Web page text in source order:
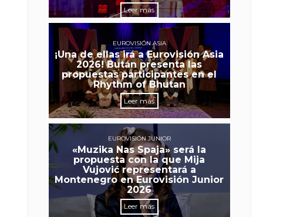
Leer más
EUROVISIÓN ASIA
¡Una de ellas irá a Eurovisión Asia
2026! Bután presenta las
propuestas participantes en el
Rhythm of Bhutan
Leer más
EUROVISIÓN JUNIOR
«Muzika Nas Spaja» será la
propuesta con la que Mija
Vujović representará a
Montenegro en Eurovisión Junior
2026
Leer más